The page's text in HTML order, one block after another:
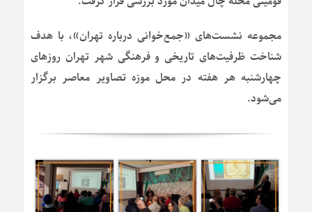
مجموعه نشست‌های «جمع‌خوانی درباره تهران»، با هدف
شناخت ظرفیت‌های تاریخی و فرهنگی شهر تهران روزهای
چهارشنبه هر هفته در محل موزه تصاویر معاصر برگزار
می‌شود.